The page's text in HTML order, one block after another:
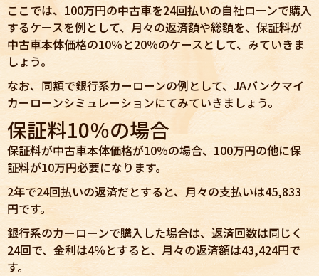
ここでは、100万円の中古車を24回払いの自社ローンで購入
するケースを例として、月々の返済額や総額を、保証料が
中古車本体価格の10％と20％のケースとして、みていきま
しょう。
なお、同額で銀行系カーローンの例として、JAバンクマイ
カーローンシミュレーションにてみていきましょう。
保証料10％の場合
保証料が中古車本体価格が10％の場合、100万円の他に保
証料が10万円必要になります。
2年で24回払いの返済だとすると、月々の支払いは45,833
円です。
銀行系のカーローンで購入した場合は、返済回数は同じく
24回で、金利は4％とすると、月々の返済額は43,424円で
す。